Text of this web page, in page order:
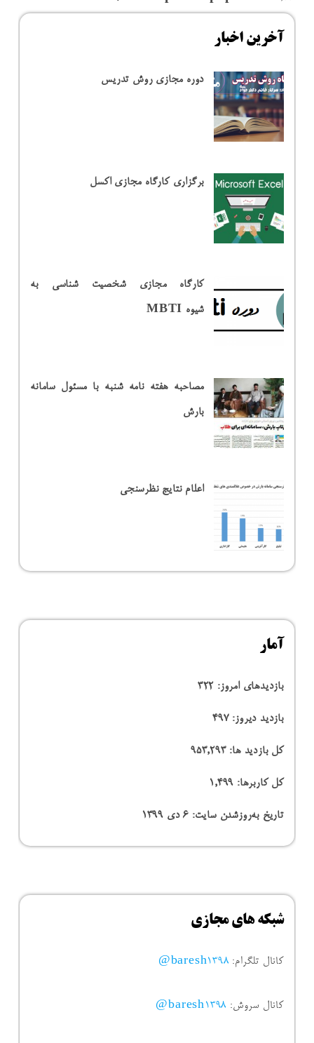
آخرین اخبار
دوره مجازی روش تدریس
برگزاری کارگاه مجازی اکسل
کارگاه مجازی شخصیت شناسی به
شیوه MBTI
مصاحبه هفته نامه شنبه با مسئول سامانه
بارش
اعلام نتایج نظرسنجی
آمار
بازدیدهای امروز: 322
بازدید دیروز:497
کل بازدید ها:953,293
کل کاربرها: 1,499
تاریخ به‌روزشدن سایت:۶ دی ۱۳۹۹
شبکه های مجازی
کانال تلگرام: baresh1398@
کانال سروش: baresh1398@